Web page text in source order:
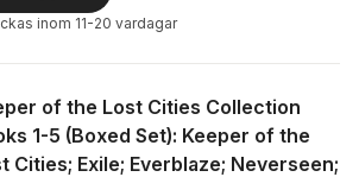
inom 11-20 vardagar
of the Lost Cities Collection
1-5 (Boxed Set): Keeper of the
Cities; Exile; Everblaze; Neverseen;